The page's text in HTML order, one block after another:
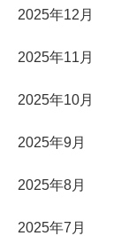
2025年12月
2025年11月
2025年10月
2025年9月
2025年8月
2025年7月